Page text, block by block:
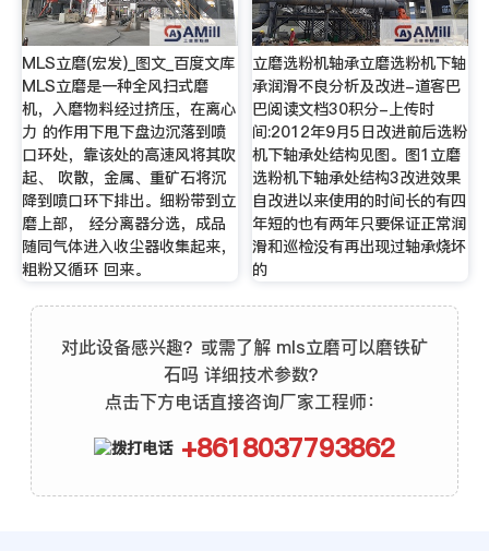
MLS立磨(宏发)_图文_百度文库
MLS立磨是一种全风扫式磨
机，入磨物料经过挤压，在离心
力 的作用下甩下盘边沉落到喷
口环处，靠该处的高速风将其吹
起、 吹散，金属、重矿石将沉
降到喷口环下排出。细粉带到立
磨上部， 经分离器分选，成品
随同气体进入收尘器收集起来，
粗粉又循环 回来。
立磨选粉机轴承立磨选粉机下轴
承润滑不良分析及改进-道客巴
巴阅读文档30积分-上传时
间:2012年9月5日改进前后选粉
机下轴承处结构见图。图1立磨
选粉机下轴承处结构3改进效果
自改进以来使用的时间长的有四
年短的也有两年只要保证正常润
滑和巡检没有再出现过轴承烧坏
的
对此设备感兴趣？或需了解 mls立磨可以磨铁矿
石吗 详细技术参数？
点击下方电话直接咨询厂家工程师：
+8618037793862